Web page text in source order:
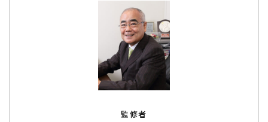
監修者